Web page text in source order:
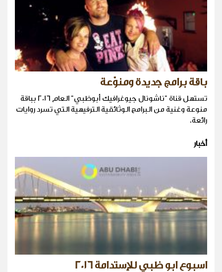
باقة برامج جديدة ومنوّعة
تستهل قناة "ناشونال جيوغرافيك أبوظبي" العام 2016 بباقة
منوعة وغنية من البرامج الوثائقية الترفيهية التي تسرد روايات
رائعة.
أخبار
اسبوع ابو ظبي للإستدامة 2016